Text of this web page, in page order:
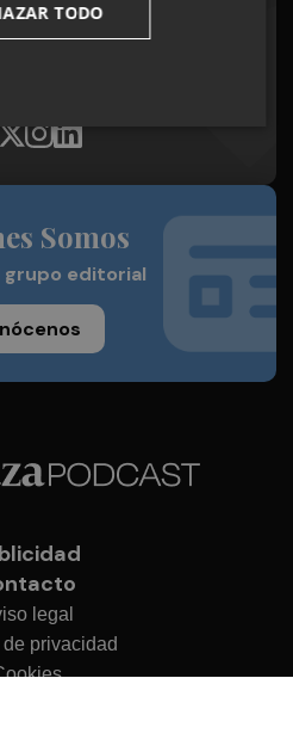
en redes
cualquier medio
Somos
grupo editorial
legal
privacidad
TODO